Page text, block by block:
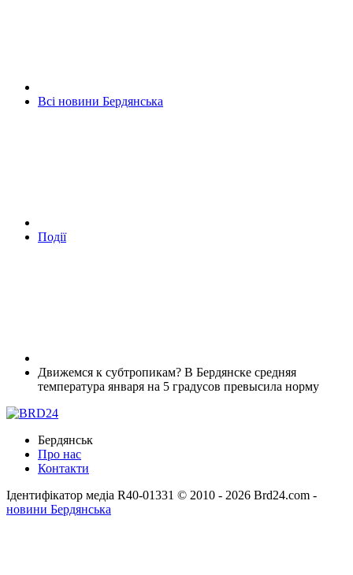
Всі новини Бердянська
Події
Движемся к субтропикам? В Бердянске средняя
температура января на 5 градусов превысила норму
Бердянськ
Про нас
Контакти
Ідентифікатор медіа R40-01331 © 2010 - 2026 Brd24.com -
новини Бердянська